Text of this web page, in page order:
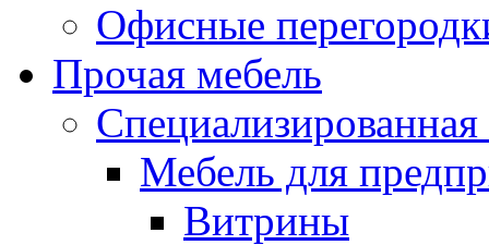
Офисные
Прочая мебель
Специализированная
Мебель для
Витрины